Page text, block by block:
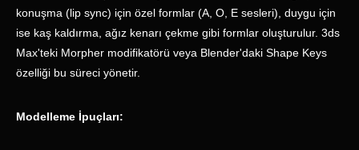
konuşma (lip sync) için özel formlar (A, O, E sesleri), duygu için
ise kaş kaldırma, ağız kenarı çekme gibi formlar oluşturulur. 3ds
Max'teki Morpher modifikatörü veya Blender'daki Shape Keys
özelliği bu süreci yönetir.
Modelleme İpuçları: